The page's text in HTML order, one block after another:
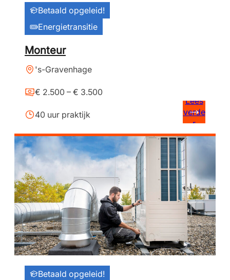
Betaald opgeleid!
Energietransitie
Monteur
's-Gravenhage
€ 2.500 – € 3.500
40 uur praktijk
Lees
verde
r
Betaald opgeleid!